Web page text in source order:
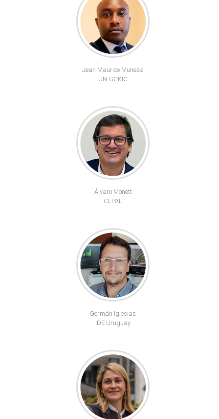
Jean Maurice Muneza
UN-GGKIC
Álvaro Monett
CEPAL
Germán Iglesias
IDE Uruguay